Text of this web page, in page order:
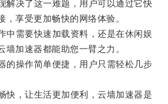
决了这一难题，用户可以通过它快
，享受更加畅快的网络体验。
需要快速加载资料，还是在休闲娱
墙加速器都能助您一臂之力。
操作简单便捷，用户只需轻松几步
，让生活更加便利，云墙加速器是